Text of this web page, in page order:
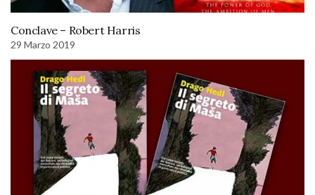
Conclave – Robert Harris
29 Marzo 2019